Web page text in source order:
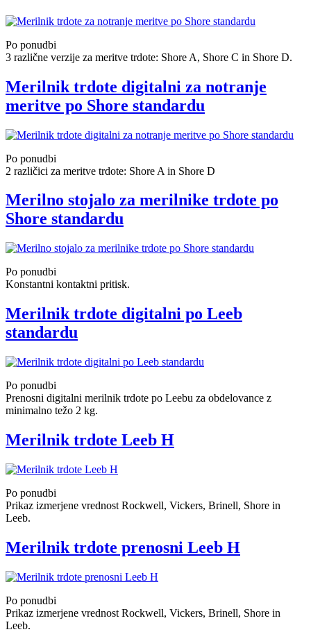
Po ponudbi
3 različne verzije za meritve trdote: Shore A, Shore C in Shore D.
Merilnik trdote digitalni za notranje
meritve po Shore standardu
Po ponudbi
2 različici za meritve trdote: Shore A in Shore D
Merilno stojalo za merilnike trdote po
Shore standardu
Po ponudbi
Konstantni kontaktni pritisk.
Merilnik trdote digitalni po Leeb
standardu
Po ponudbi
Prenosni digitalni merilnik trdote po Leebu za obdelovance z
minimalno težo 2 kg.
Merilnik trdote Leeb H
Po ponudbi
Prikaz izmerjene vrednost Rockwell, Vickers, Brinell, Shore in
Leeb.
Merilnik trdote prenosni Leeb H
Po ponudbi
Prikaz izmerjene vrednost Rockwell, Vickers, Brinell, Shore in
Leeb.